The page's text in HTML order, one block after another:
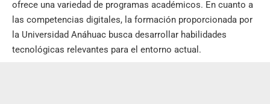
ofrece una variedad de programas académicos. En cuanto a
las competencias digitales, la formación proporcionada por
la Universidad Anáhuac busca desarrollar habilidades
tecnológicas relevantes para el entorno actual.